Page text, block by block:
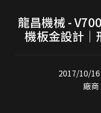
龍昌機械 -
機板金設計｜
2017/10/16
廠